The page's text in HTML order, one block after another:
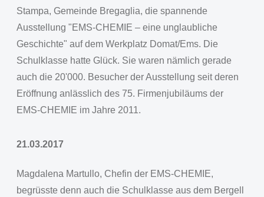
Stampa, Gemeinde Bregaglia, die spannende
Ausstellung "EMS-CHEMIE – eine unglaubliche
Geschichte" auf dem Werkplatz Domat/Ems. Die
Schulklasse hatte Glück. Sie waren nämlich gerade
auch die 20'000. Besucher der Ausstellung seit deren
Eröffnung anlässlich des 75. Firmenjubiläums der
EMS-CHEMIE im Jahre 2011.
21.03.2017
Magdalena Martullo, Chefin der EMS-CHEMIE,
begrüsste denn auch die Schulklasse aus dem Bergell